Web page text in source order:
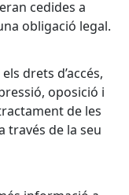
cedides a
obligació legal.
drets d’accés,
oposició i
de les
través de la seu